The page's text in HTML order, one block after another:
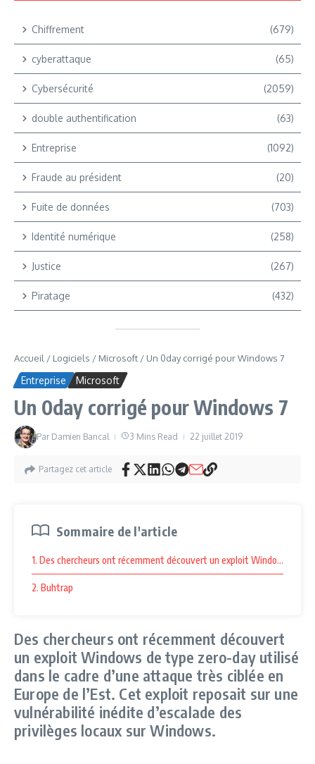
Chiffrement (679)
cyberattaque (65)
Cybersécurité (2059)
double authentification (63)
Entreprise (1092)
Fraude au président (20)
Fuite de données (703)
Identité numérique (258)
Justice (267)
Piratage (432)
Accueil / Logiciels / Microsoft / Un 0day corrigé pour Windows 7
Entreprise Microsoft
Un 0day corrigé pour Windows 7
Par Damien Bancal 3 Mins Read 22 juillet 2019
Partagez cet article
Sommaire de l'article
1. Des chercheurs ont récemment découvert un exploit Windows de
2. Buhtrap
Des chercheurs ont récemment découvert
un exploit Windows de type zero-day utilisé
dans le cadre d’une attaque très ciblée en
Europe de l’Est. Cet exploit reposait sur une
vulnérabilité inédite d’escalade des
privilèges locaux sur Windows.